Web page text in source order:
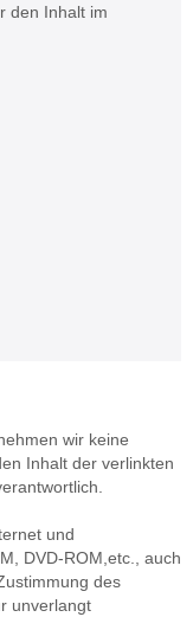
den Inhalt im
wir keine
Inhalt der verlinkten
und
DVD-ROM,etc., auch
des
unverlangt